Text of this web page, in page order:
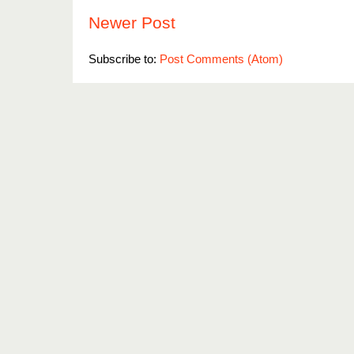
Newer Post
Subscribe to: Post Comments (Atom)